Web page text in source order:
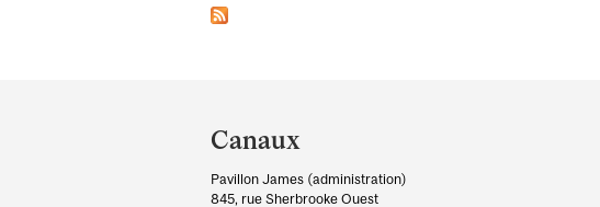
and
University
Canaux
Pavillon James (administration)
845, rue Sherbrooke Ouest